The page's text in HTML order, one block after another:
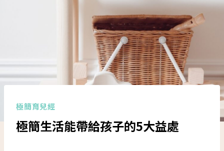
極簡育兒經
極簡生活能帶給孩子的5大益處